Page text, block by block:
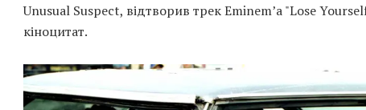
Unusual Suspect, відтворив трек Eminemʼа "Lose
кіноцитат.